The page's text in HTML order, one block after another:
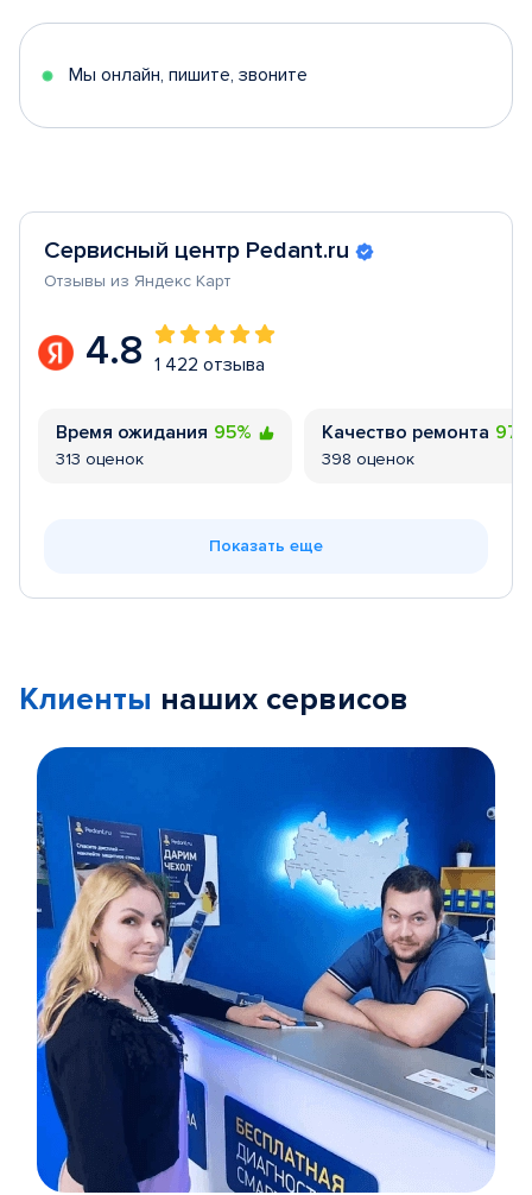
5
Мы онлайн, пишите, звоните
Сервисный центр Pedant.ru
Отзывы из Яндекс Карт
4.8 1 422 отзыва
Время ожидания 95%
313 оценок
Качество ремонта
398 оценок
Показать еще
Клиенты наших сервисов